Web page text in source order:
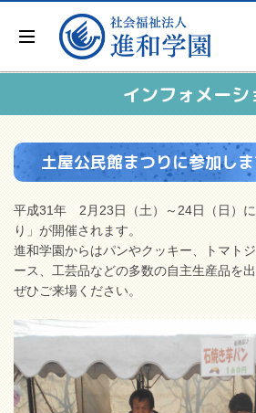
インフォメーシ
土屋公民館まつりに参加しま
平成31年 2月23日（土）～24日（日）
り」が開催されます。
進和学園からはパンやクッキー、トマト
ース、工芸品などの多数の自主生産品を
ぜひご来場ください。